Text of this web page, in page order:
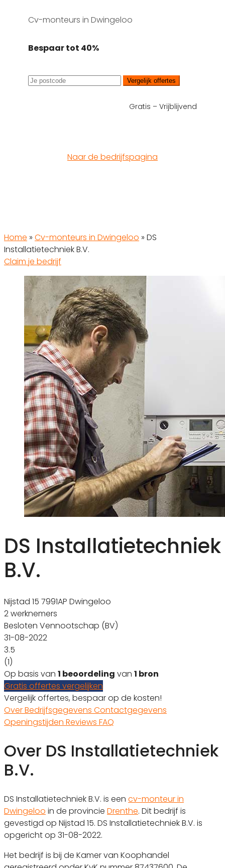
Cv-monteurs in Dwingeloo
Bespaar tot 40%
Vergelijk offertes
Gratis – Vrijblijvend
Naar de bedrijfspagina
Home » Cv-monteurs in Dwingeloo » DS
Installatietechniek B.V.
Claim je bedrijf
DS Installatietechniek
B.V.
Nijstad 15 7991AP Dwingeloo
2 werknemers
Besloten Vennootschap (BV)
31-08-2022
3.5
(1)
Op basis van 1 beoordeling van 1 bron
Gratis offertes vergelijken
Vergelijk offertes, bespaar op de kosten!
OverBedrijfsgegevens Contactgegevens
Openingstijden Reviews FAQ
Over DS Installatietechniek
B.V.
DS Installatietechniek B.V. is een cv-monteur in
Dwingeloo in de provincie Drenthe. Dit bedrijf is
gevestigd op Nijstad 15. DS Installatietechniek B.V. is
opgericht op 31-08-2022.
Het bedrijf is bij de Kamer van Koophandel